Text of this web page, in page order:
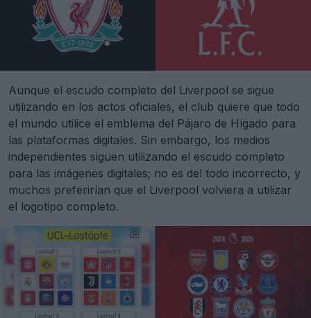
Aunque el escudo completo del Liverpool se sigue
utilizando en los actos oficiales, el club quiere que todo
el mundo utilice el emblema del Pájaro de Hígado para
las plataformas digitales. Sin embargo, los medios
independientes siguen utilizando el escudo completo
para las imágenes digitales; no es del todo incorrecto, y
muchos preferirían que el Liverpool volviera a utilizar
el logotipo completo.